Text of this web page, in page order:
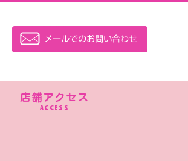
店舗アクセス
ACCESS